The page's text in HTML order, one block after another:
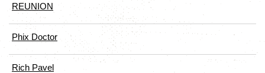
REUNION
Phix Doctor
Rich Pavel